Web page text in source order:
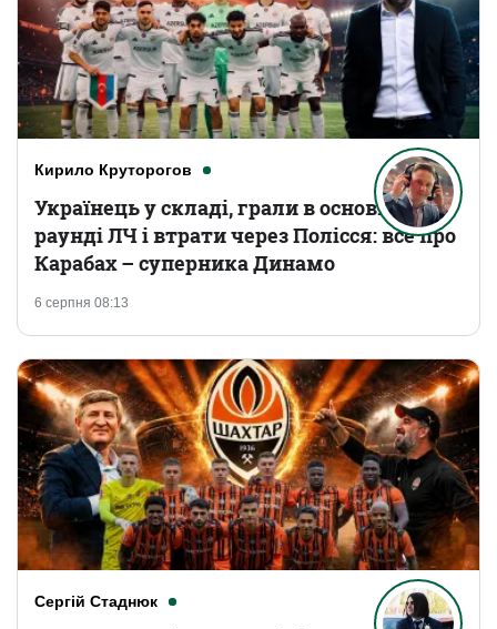
Кирило Круторогов
6 серпня 08:13
Українець у складі, грали в основному
раунді ЛЧ і втрати через Полісся: все про
Карабах – суперника Динамо
Сергій Стаднюк